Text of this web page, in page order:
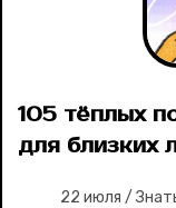
105 тёплых
для близких
22 июля /